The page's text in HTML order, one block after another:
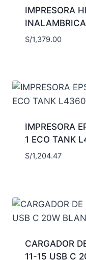
IMPRESORA
S/1,379.00
IMPRESORA
1 ECO TANK
S/1,204.47
CARGADOR
11-15 USB C